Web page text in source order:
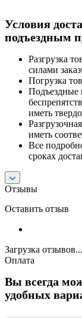
Условия
подъездным
Разгрузка
силами
Погрузка
Подъездные
иметь
иметь
Все
сроках
Отзывы
Оставить отзыв
Загрузка отзывов...
Оплата
Вы всегда
удобных